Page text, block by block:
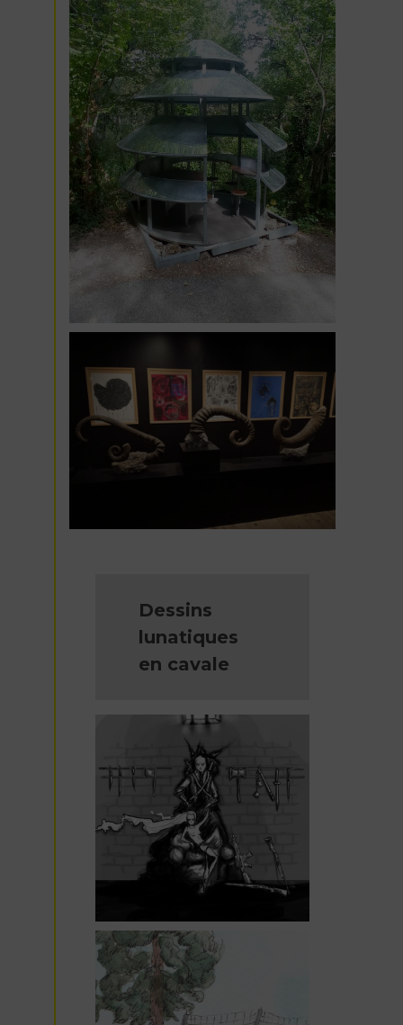
Dessins
lunatiques
en cavale